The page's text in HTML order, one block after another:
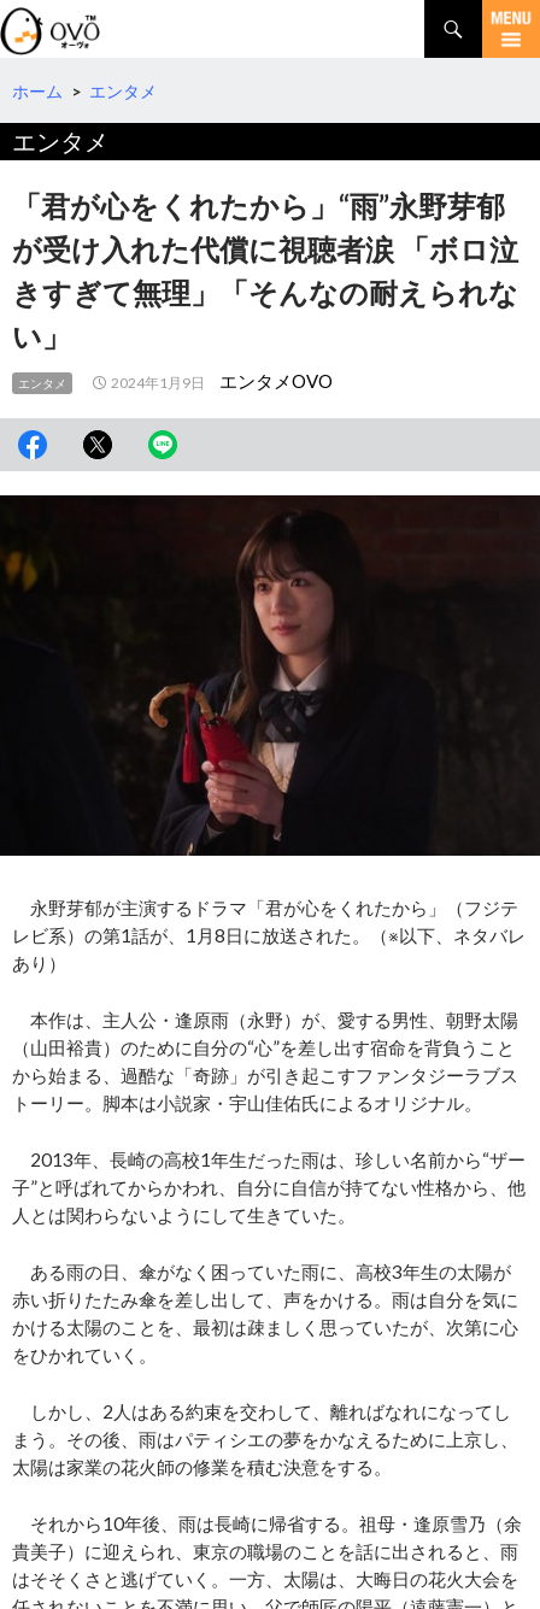
検
索
コ
テ
へ
ホーム > エンタメ
エンタメ
「君が心をくれたから」“雨”永野芽郁
が受け入れた代償に視聴者涙 「ボロ泣
きすぎて無理」「そんなの耐えられな
い」
エンタメ 2024年1月9日 エンタメOVO
永野芽郁が主演するドラマ「君が心をくれたから」（フジテ
レビ系）の第1話が、1月8日に放送された。（※以下、ネタバレ
あり）
本作は、主人公・逢原雨（永野）が、愛する男性、朝野太陽
（山田裕貴）のために自分の“心”を差し出す宿命を背負うこと
から始まる、過酷な「奇跡」が引き起こすファンタジーラブス
トーリー。脚本は小説家・宇山佳佑氏によるオリジナル。
2013年、長崎の高校1年生だった雨は、珍しい名前から“ザー
子”と呼ばれてからかわれ、自分に自信が持てない性格から、他
人とは関わらないようにして生きていた。
ある雨の日、傘がなく困っていた雨に、高校3年生の太陽が
赤い折りたたみ傘を差し出して、声をかける。雨は自分を気に
かける太陽のことを、最初は疎ましく思っていたが、次第に心
をひかれていく。
しかし、2人はある約束を交わして、離ればなれになってし
まう。その後、雨はパティシエの夢をかなえるために上京し、
太陽は家業の花火師の修業を積む決意をする。
それから10年後、雨は長崎に帰省する。祖母・逢原雪乃（余
貴美子）に迎えられ、東京の職場のことを話に出されると、雨
はそそくさと逃げていく。一方、太陽は、大晦日の花火大会を